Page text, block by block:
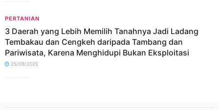
PERTANIAN
3 Daerah yang Lebih Memilih Tanahnya Jadi Ladang
Tembakau dan Cengkeh daripada Tambang dan
Pariwisata, Karena Menghidupi Bukan Eksploitasi
25/09/2025